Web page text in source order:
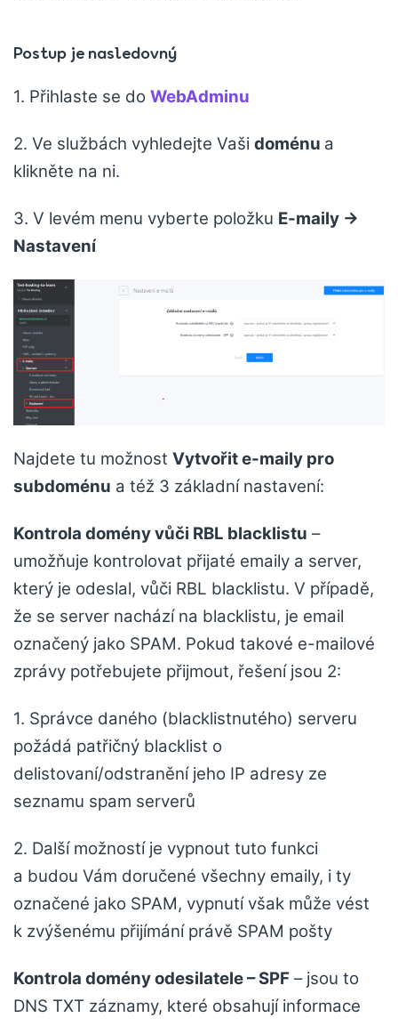
Postup je nasledovný
1. Přihlaste se do WebAdminu
2. Ve službách vyhledejte Vaši doménu a
klikněte na ni.
3. V levém menu vyberte položku E-maily ->
Nastavení
Najdete tu možnost Vytvořit e-maily pro
subdoménu a též 3 základní nastavení:
Kontrola domény vůči RBL blacklistu –
umožňuje kontrolovat přijaté emaily a server,
který je odeslal, vůči RBL blacklistu. V případě,
že se server nachází na blacklistu, je email
označený jako SPAM. Pokud takové e-mailové
zprávy potřebujete přijmout, řešení jsou 2:
1. Správce daného (blacklistnutého) serveru
požádá patřičný blacklist o
delistovaní/odstranění jeho IP adresy ze
seznamu spam serverů
2. Další možností je vypnout tuto funkci
a budou Vám doručené všechny emaily, i ty
označené jako SPAM, vypnutí však může vést
k zvýšenému přijímání právě SPAM pošty
Kontrola domény odesilatele – SPF – jsou to
DNS TXT záznamy, které obsahují informace